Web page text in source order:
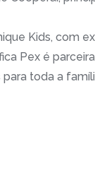
Kids, com
Pex é
toda a